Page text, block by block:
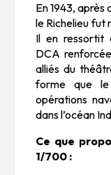
En 1943,
le Richelieu fut
Il en ressortit
DCA
alliés du
forme que le
opérations
dans l’océan
Ce que
1/700 :